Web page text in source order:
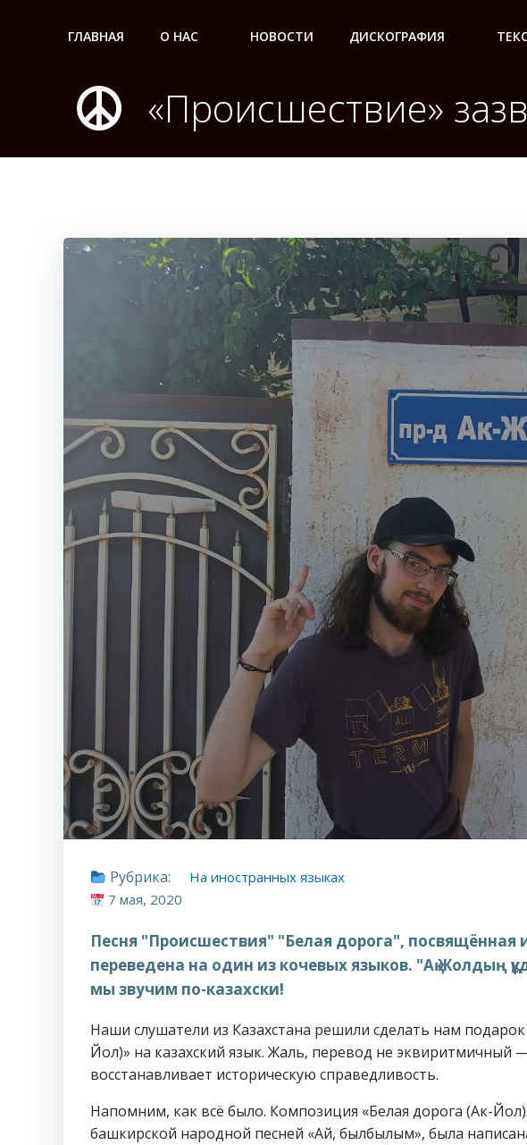
ГЛАВНАЯ О НАС НОВОСТИ ДИСКОГРАФИЯ
«Происшествие»
Рубрика:
На иностранных языках
7 мая, 2020
Песня "Происшествия" "Белая дорога", посвящённая
переведена на один из кочевых языков. "Ақ Жолдың
мы звучим по-казахски!
Наши слушатели из Казахстана решили сделать нам
Йол)» на казахский язык. Жаль, перевод не эквиритмичный
восстанавливает историческую справедливость.
Напомним, как всё было. Композиция «Белая дорога (Ак-
башкирской народной песней «Ай, былбылым», была